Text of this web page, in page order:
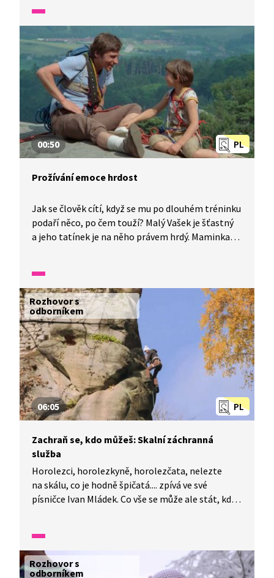
PL
00:50
Prožívání emoce hrdost
Jak se člověk cítí, když se mu po dlouhém tréninku
podaří něco, po čem touží? Malý Vašek je šťastný
a jeho tatínek je na něho právem hrdý. Maminka
Rozhovor s
odborníkem
PL
06:05
Zachraň se, kdo můžeš: Skalní záchranná
služba
Horolezci, horolezkyně, horolezčata, nelezte
na skálu, co je hodně špičatá.... zpívá ve své
písničce Ivan Mládek. Co vše se může ale stát, když
epizoda z cyklu "Zachraň se, kdo můžeš!".
Rozhovor s
odborníkem